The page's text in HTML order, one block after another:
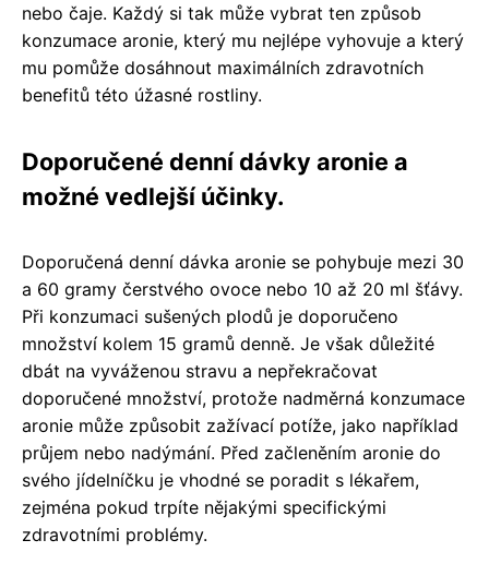
nebo čaje. Každý si tak může vybrat ten způsob
konzumace aronie, který mu nejlépe vyhovuje a který
mu pomůže dosáhnout maximálních zdravotních
benefitů této úžasné rostliny.
Doporučené denní dávky aronie a
možné vedlejší účinky.
Doporučená denní dávka aronie se pohybuje mezi 30
a 60 gramy čerstvého ovoce nebo 10 až 20 ml šťávy.
Při konzumaci sušených plodů je doporučeno
množství kolem 15 gramů denně. Je však důležité
dbát na vyváženou stravu a nepřekračovat
doporučené množství, protože nadměrná konzumace
aronie může způsobit zažívací potíže, jako například
průjem nebo nadýmání. Před začleněním aronie do
svého jídelníčku je vhodné se poradit s lékařem,
zejména pokud trpíte nějakými specifickými
zdravotními problémy.